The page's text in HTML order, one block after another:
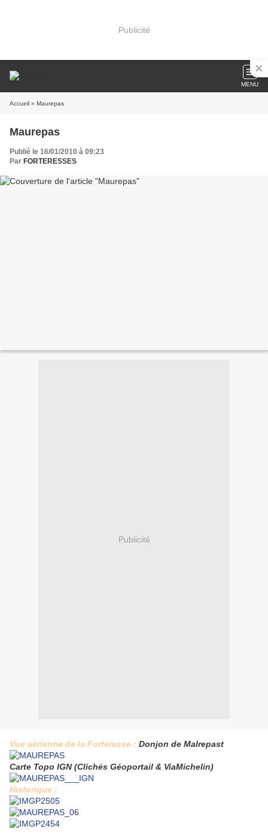
Publicité
MENU
Accueil » Maurepas
Maurepas
Publié le 16/01/2010 à 09:23
Par FORTERESSES
Publicité
Vue aérienne de la Forteresse : Donjon de Malrepast
Carte Topo IGN (Clichés Géoportail & ViaMichelin)
Historique :